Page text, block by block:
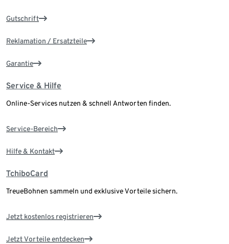
Gutschrift
Reklamation / Ersatzteile
Garantie
Service & Hilfe
Online-Services nutzen & schnell Antworten finden.
Service-Bereich
Hilfe & Kontakt
TchiboCard
TreueBohnen sammeln und exklusive Vorteile sichern.
Jetzt kostenlos registrieren
Jetzt Vorteile entdecken